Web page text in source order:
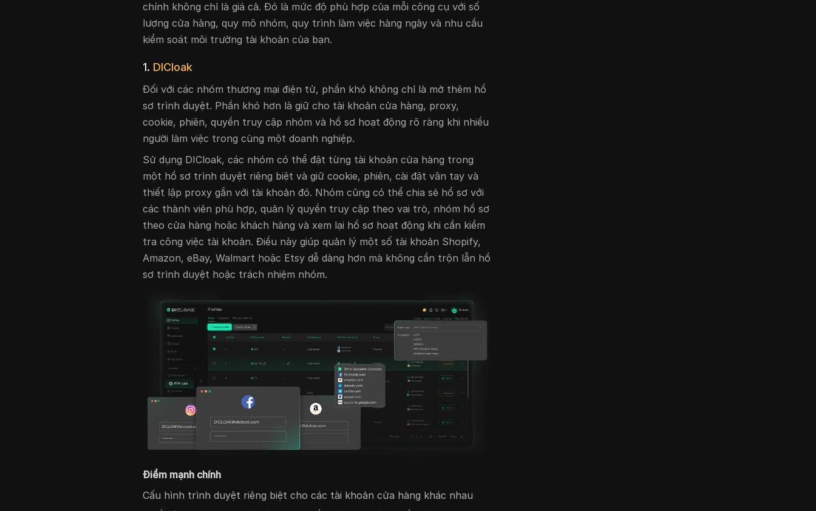
chính không chỉ là giá cả. Đó là mức độ phù hợp của mỗi công cụ với số
lượng cửa hàng, quy mô nhóm, quy trình làm việc hàng ngày và nhu cầu
kiểm soát môi trường tài khoản của bạn.
1. DICloak
Đối với các nhóm thương mại điện tử, phần khó không chỉ là mở thêm hồ
sơ trình duyệt. Phần khó hơn là giữ cho tài khoản cửa hàng, proxy,
cookie, phiên, quyền truy cập nhóm và hồ sơ hoạt động rõ ràng khi nhiều
người làm việc trong cùng một doanh nghiệp.
Sử dụng DICloak, các nhóm có thể đặt từng tài khoản cửa hàng trong
một hồ sơ trình duyệt riêng biệt và giữ cookie, phiên, cài đặt vân tay và
thiết lập proxy gắn với tài khoản đó. Nhóm cũng có thể chia sẻ hồ sơ với
các thành viên phù hợp, quản lý quyền truy cập theo vai trò, nhóm hồ sơ
theo cửa hàng hoặc khách hàng và xem lại hồ sơ hoạt động khi cần kiểm
tra công việc tài khoản. Điều này giúp quản lý một số tài khoản Shopify,
Amazon, eBay, Walmart hoặc Etsy dễ dàng hơn mà không cần trộn lẫn hồ
sơ trình duyệt hoặc trách nhiệm nhóm.
Điểm mạnh chính
Cấu hình trình duyệt riêng biệt cho các tài khoản cửa hàng khác nhau